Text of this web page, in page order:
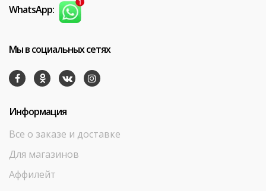
WhatsApp:
Мы в социальных сетях
Информация
Все о заказе и доставке
Для магазинов
Аффилейт